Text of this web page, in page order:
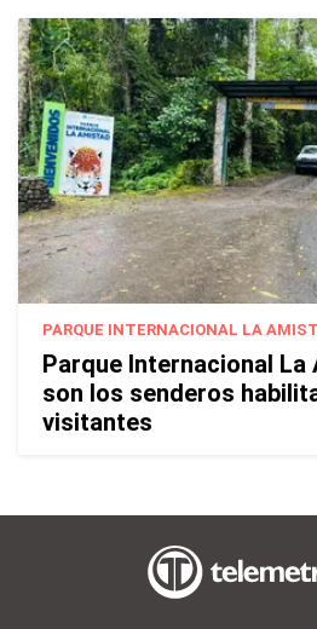
PARQUE INTERNACIONAL LA
Parque Internacional
son los senderos
visitantes